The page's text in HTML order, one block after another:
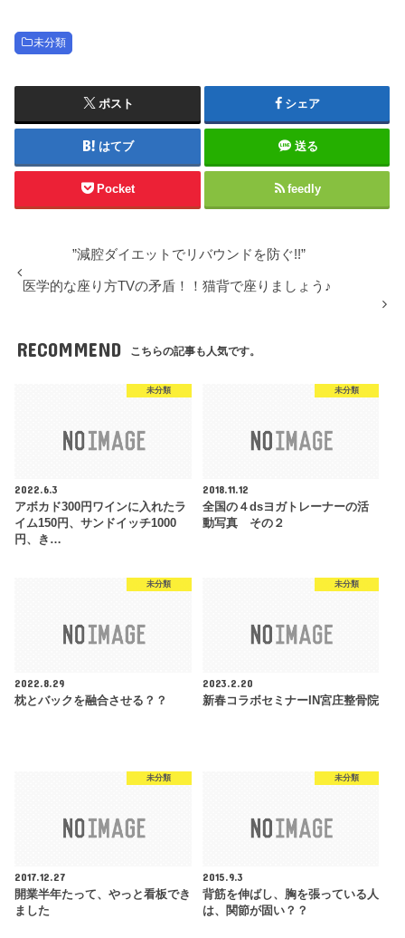
未分類
ポスト シェア
はてブ 送る
Pocket feedly
”減腔ダイエットでリバウンドを防ぐ!!”
医学的な座り方TVの矛盾！！猫背で座りましょう♪
RECOMMEND こちらの記事も人気です。
未分類
2022.6.3
アボカド300円ワインに入れたラ
イム150円、サンドイッチ1000
円、き…
未分類
2018.11.12
全国の４dsヨガトレーナーの活
動写真 その２
未分類
2022.8.29
枕とバックを融合させる？？
未分類
2023.2.20
新春コラボセミナーIN宮庄整骨院
未分類
2017.12.27
開業半年たって、やっと看板でき
ました
未分類
2015.9.3
背筋を伸ばし、胸を張っている人
は、関節が固い？？